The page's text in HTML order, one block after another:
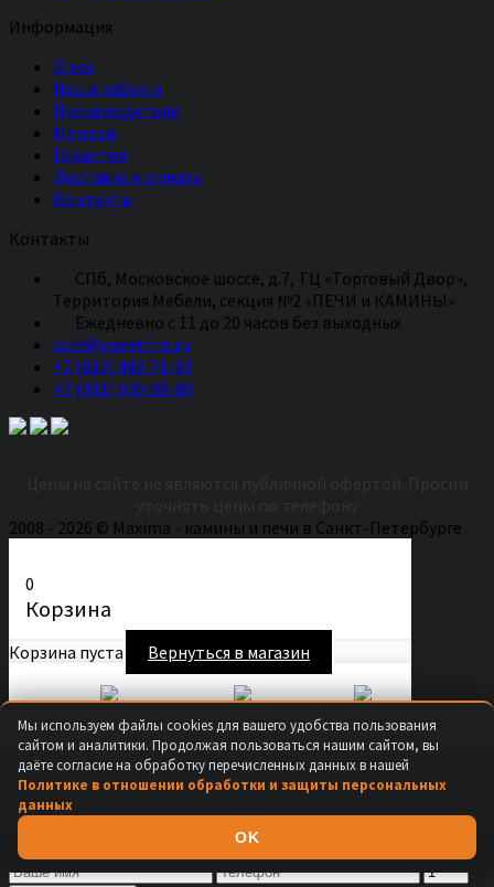
Информация
О нас
Наши работы
Производители
Монтаж
Гарантия
Доставка и оплата
Контакты
Контакты
СПб, Московское шоссе, д.7, ТЦ «Торговый Двор»,
Территория Мебели, секция №2 «ПЕЧИ и КАМИНЫ»
Eжедневно с 11 до 20 часов без выходных
sale@sweetfire.ru
+7 (812) 443-71-92
+7 (911) 930-08-88
2008 - 2026 © Maxima - камины и печи в Санкт-Петербурге
0
Корзина
Корзина пуста Вернуться в магазин
Продолжить покупки
Мы используем файлы cookies для вашего удобства пользования
сайтом и аналитики. Продолжая пользоваться нашим сайтом, вы
даёте согласие на обработку перечисленных данных в нашей
Политике в отношении обработки и защиты персональных
данных
OK
Купить в 1 клик